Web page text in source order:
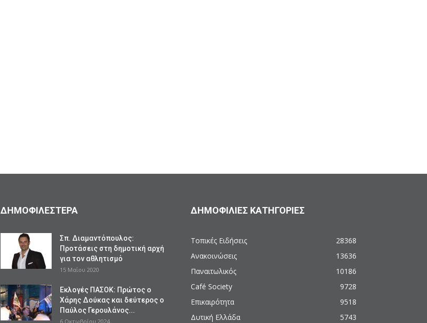
ΔΗΜΟΦΙΛΕΣΤΕΡΑ
Σπ. Διαμαντόπουλος:
Προτάσεις στη δημοτική αρχή
για τον αθλητισμό
15 Μαΐου 2020
Εκλογές ΠΑΣΟΚ: Πρώτος ο
Χάρης Δούκας και δεύτερος ο
Παύλος Γερουλάνος...
6 Οκτωβρίου 2024
ΔΗΜΟΦΙΛΙΕΣ ΚΑΤΗΓΟΡΙΕΣ
Τοπικές Ειδήσεις
28368
Ανακοινώσεις
13636
Παναιτωλικός
10186
Café Society
9728
Επικαιρότητα
9518
Δυτική Ελλάδα
5743